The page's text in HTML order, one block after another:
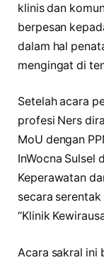
klinis dan
berpesan
dalam hal
mengingat di
Setelah acara
profesi Ners
MoU dengan
InWocna Sulsel
Keperawatan
secara
“Klinik
Acara sakral ini